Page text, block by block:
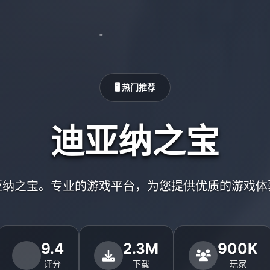
🖥️ 热门推荐
迪亚纳之宝
之宝。专业的游戏平台，为您提供优质的游戏
9.4
评分
2.3M
下载
900K
玩家